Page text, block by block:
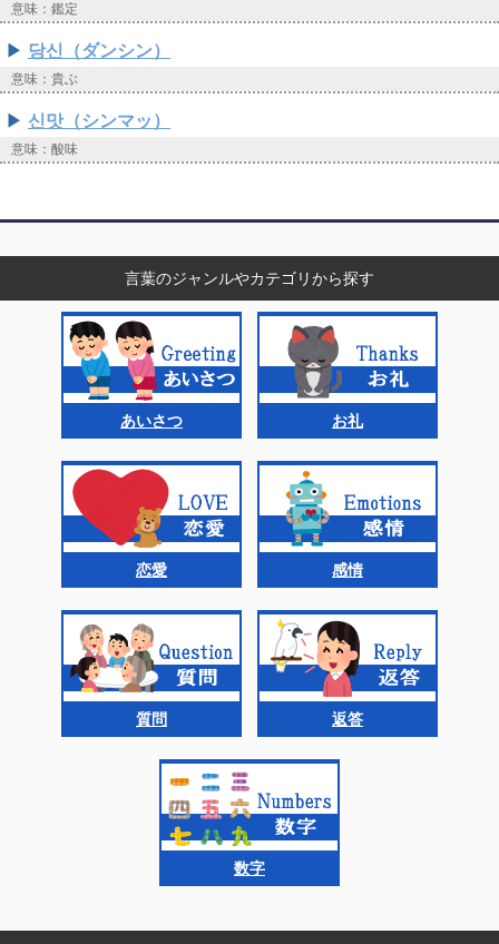
意味：鑑定
당신（ダンシン）
意味：貴ぶ
신맛（シンマッ）
意味：酸味
言葉のジャンルやカテゴリから探す
あいさつ お礼
恋愛 感情
質問 返答
数字